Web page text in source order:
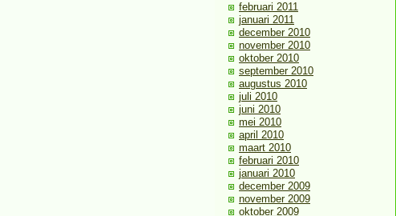
februari 2011
januari 2011
december 2010
november 2010
oktober 2010
september 2010
augustus 2010
juli 2010
juni 2010
mei 2010
april 2010
maart 2010
februari 2010
januari 2010
december 2009
november 2009
oktober 2009